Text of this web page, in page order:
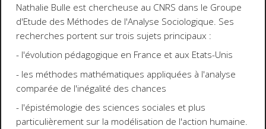
Nathalie Bulle est chercheuse au CNRS dans le Groupe
d'Etude des Méthodes de l'Analyse Sociologique. Ses
recherches portent sur trois sujets principaux :
- l'évolution pédagogique en France et aux Etats-Unis
- les méthodes mathématiques appliquées à l'analyse
comparée de l'inégalité des chances
- l'épistémologie des sciences sociales et plus
particulièrement sur la modélisation de l'action humaine.